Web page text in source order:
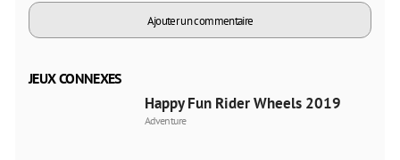
Ajouter un commentaire
JEUX CONNEXES
Happy Fun Rider Wheels 2019
Adventure